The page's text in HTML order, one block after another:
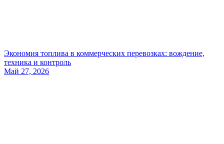
Экономия топлива в коммерческих перевозках: вождение,
техника и контроль
Май 27, 2026